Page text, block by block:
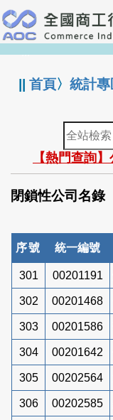
跳
到
主
要
:::
||首頁〉統計專
全
站
檢
索
【熱門查詢
閉鎖性公司名錄
序號 統一編號
301 00201191
302 00201468
303 00201586
304 00201642
305 00202564
306 00202585